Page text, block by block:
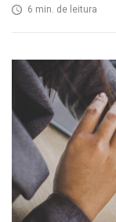
6 min. de leitura